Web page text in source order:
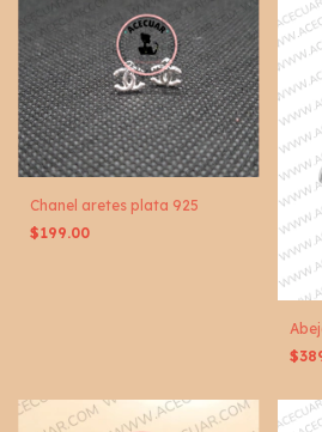
Chanel aretes plata 925
$199.00